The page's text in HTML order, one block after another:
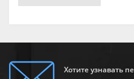
Хотите узнавать